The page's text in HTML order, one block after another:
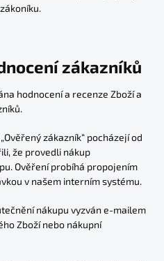
zákazníků
hodnocení a recenze Zboží a
zákazník“ pocházejí od
že provedli nákup
Ověření probíhá propojením
v našem interním systému.
nákupu vyzván e-mailem
Zboží nebo nákupní